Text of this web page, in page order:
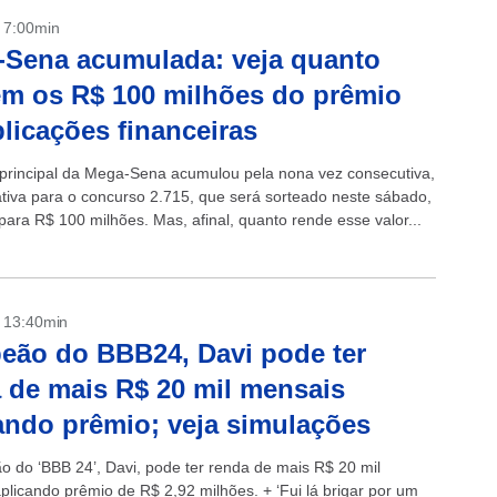
Sena acumulada: veja quanto
os R$ 100 milhões do prêmio
financeiras
da Mega-Sena acumulou pela nona vez consecutiva,
para o concurso 2.715, que será sorteado neste sábado,
R$ 100 milhões. Mas, afinal, quanto rende esse valor...
do BBB24, Davi pode ter
de mais R$ 20 mil mensais
prêmio; veja simulações
do ‘BBB 24’, Davi, pode ter renda de mais R$ 20 mil
prêmio de R$ 2,92 milhões. + ‘Fui lá brigar por um